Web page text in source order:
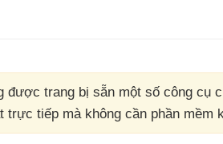
trang bị sẵn một số công cụ
tiếp mà không cần phần mềm